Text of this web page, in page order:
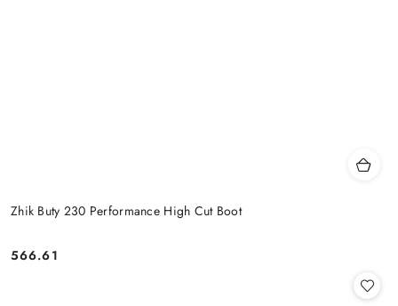
Zhik Buty 230 Performance High Cut Boot
Cena:
566.61